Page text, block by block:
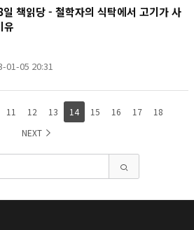
책읽당 - 철학자의 식탁에서 고기가 사
유
01-05 20:31
11 12 13 14 15 16 17
18
NEXT